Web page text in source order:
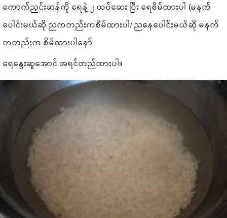
ကောက်ညှင်းဆန်ကို ရေနဲ့ ၂ ထပ်ဆေး ပြီး ရေစိမ်ထားပါ (မနက်
ပေါင်းမယ်ဆို ညကတည်းကစိမ်ထားပါ/ ညနေပေါင်းမယ်ဆို မနက်
ကတည်းက စိမ်ထားပါနော်
ရေနွေးဆူအောင် အရင်တည်ထားပါ။